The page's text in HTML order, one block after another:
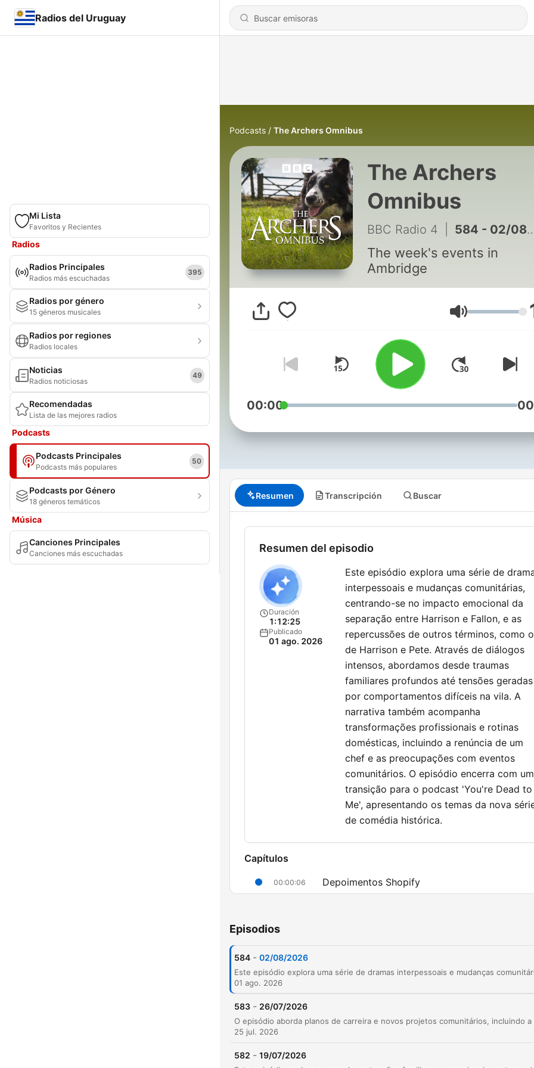
Radios del Uruguay
Mi Lista
Favoritos y Recientes
Radios
Radios Principales
Radios más escuchadas
395
Radios por género
15 géneros musicales
Radios por regiones
Radios locales
Noticias
Radios noticiosas
49
Recomendadas
Lista de las mejores radios
Podcasts
Podcasts Principales
Podcasts más populares
50
Podcasts por Género
18 géneros temáticos
Música
Canciones Principales
Canciones más escuchadas
Podcasts The Archers Omnibus
The Archers
Omnibus
BBC Radio 4 584 - 02/08/2026
The week's events in
Ambridge
Volumen
00:00
Resumen Transcripción Buscar
Resumen del episodio
Duración
1:12:25
Publicado
01 ago. 2026
Este episódio explora uma série de
interpessoais e mudanças comunitárias,
centrando-se no impacto emocional da
separação entre Harrison e Fallon, e as
repercussões de outros términos, como o
de Harrison e Pete. Através de diálogos
intensos, abordamos desde traumas
familiares profundos até tensões geradas
por comportamentos difíceis na vila. A
narrativa também acompanha
transformações profissionais e rotinas
domésticas, incluindo a renúncia de um
chef e as preocupações com eventos
comunitários. O episódio encerra com
transição para o podcast 'You're Dead to
Me', apresentando os temas da nova
de comédia histórica.
Capítulos
00:00:06 Depoimentos Shopify
00:03:00
00:07:16
00:12:51
00:14:01
00:15:44
00:17:28
Episodios
584 - 02/08/2026
01 ago. 2026
583 - 26/07/2026
25 jul. 2026
582 - 19/07/2026